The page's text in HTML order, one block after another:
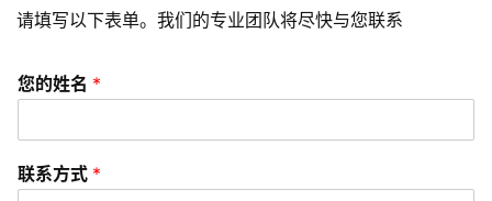
A
开
短
请填写以下表单。我们的专业团队将尽快与您联系
您的姓名 *
联系方式 *